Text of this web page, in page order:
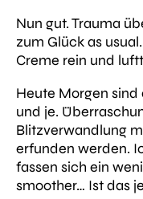
Nun gut. Trauma
zum Glück as
Creme rein und
Heute Morgen
und je.
Blitzverwandlung
erfunden werden.
fassen sich ein
smoother… Ist das